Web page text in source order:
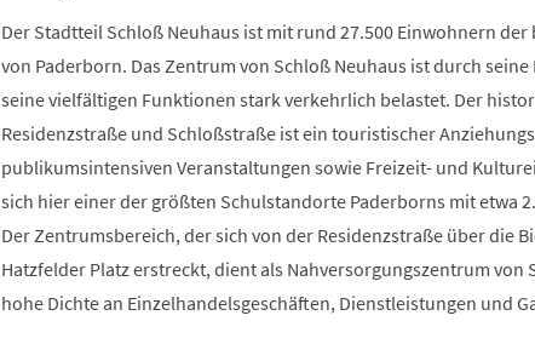
Der Stadtteil Schloß Neuhaus ist mit rund 27.500 Einwohnern
von Paderborn. Das Zentrum von Schloß Neuhaus ist durch
seine vielfältigen Funktionen stark verkehrlich belastet. Der
Residenzstraße und Schloßstraße ist ein touristischer
publikumsintensiven Veranstaltungen sowie Freizeit- und
sich hier einer der größten Schulstandorte Paderborns mit etwa
Der Zentrumsbereich, der sich von der Residenzstraße über die
Hatzfelder Platz erstreckt, dient als Nahversorgungszentrum von
hohe Dichte an Einzelhandelsgeschäften, Dienstleistungen und